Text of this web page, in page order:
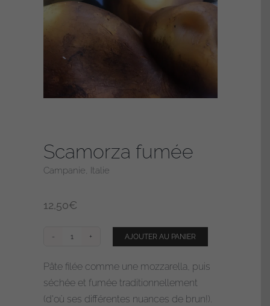
Scamorza fumée
Campanie, Italie
12,50€
de
Scamorza
fumée
AJOUTER AU PANIER
Pâte filée comme une mozzarella, puis
séchée et fumée traditionnellement
(d'où ses différentes nuances de brun!).